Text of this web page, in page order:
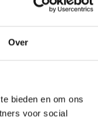
Over
bieden en om ons
voor social
plexiglas
zijn divers. In de
en